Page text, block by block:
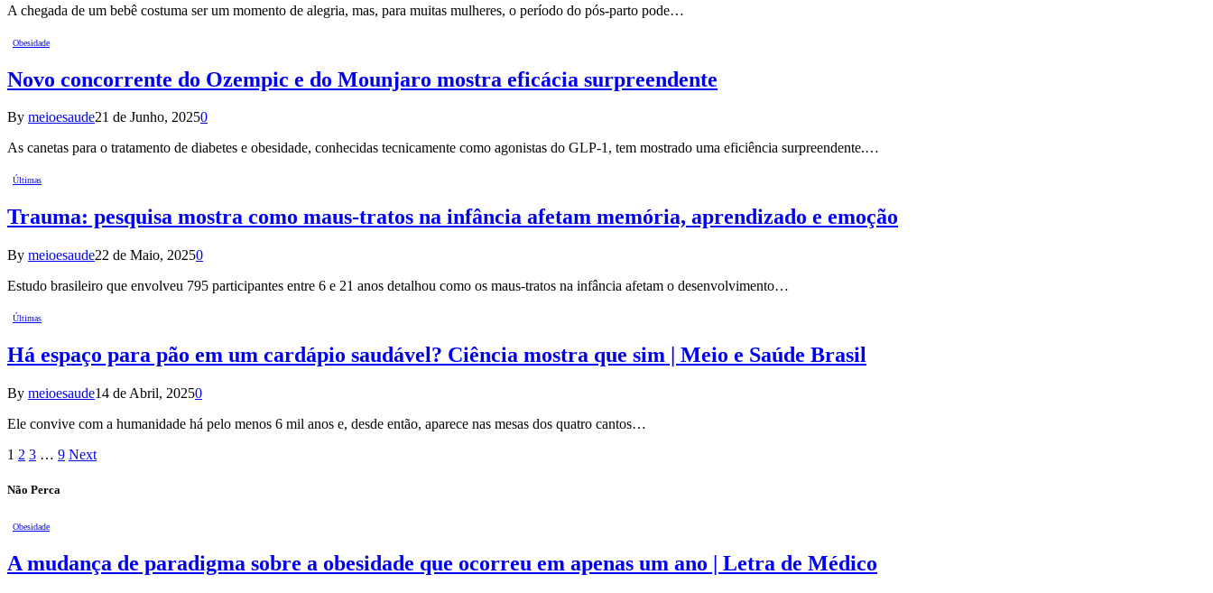
A chegada de um bebê costuma ser um momento de alegria, mas, para muitas mulheres, o período do pós-parto pode…
Obesidade
Novo concorrente do Ozempic e do Mounjaro mostra eficácia surpreendente
By meioesaude21 de Junho, 20250
As canetas para o tratamento de diabetes e obesidade, conhecidas tecnicamente como agonistas do GLP-1, tem mostrado uma eficiência surpreendente.…
Últimas
Trauma: pesquisa mostra como maus-tratos na infância afetam memória, aprendizado e emoção
By meioesaude22 de Maio, 20250
Estudo brasileiro que envolveu 795 participantes entre 6 e 21 anos detalhou como os maus-tratos na infância afetam o desenvolvimento…
Últimas
Há espaço para pão em um cardápio saudável? Ciência mostra que sim | Meio e Saúde Brasil
By meioesaude14 de Abril, 20250
Ele convive com a humanidade há pelo menos 6 mil anos e, desde então, aparece nas mesas dos quatro cantos…
1 2 3 … 9 Next
Não Perca
Obesidade
A mudança de paradigma sobre a obesidade que ocorreu em apenas um ano | Letra de Médico